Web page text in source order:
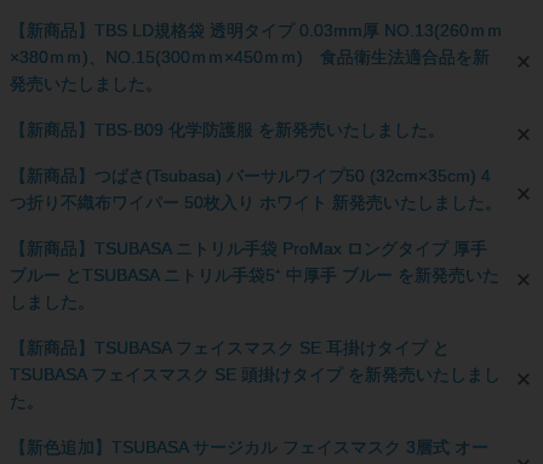
【新商品】TBS LD規格袋 透明タイプ 0.03mm厚 NO.13(260ｍｍ
×380ｍｍ)、NO.15(300ｍｍ×450ｍｍ) 食品衛生法適合品を新
発売いたしました。
【新商品】TBS-B09 化学防護服 を新発売いたしました。
【新商品】つばさ(Tsubasa) バーサルワイプ50 (32cm×35cm) 4
つ折り不織布ワイパー 50枚入り ホワイト 新発売いたしました。
【新商品】TSUBASA ニトリル手袋 ProMax ロングタイプ 厚手
ブルー とTSUBASA ニトリル手袋5⁺ 中厚手 ブルー を新発売いた
しました。
【新商品】TSUBASA フェイスマスク SE 耳掛けタイプ と
TSUBASA フェイスマスク SE 頭掛けタイプ を新発売いたしまし
た。
【新色追加】TSUBASA サージカル フェイスマスク 3層式 オー